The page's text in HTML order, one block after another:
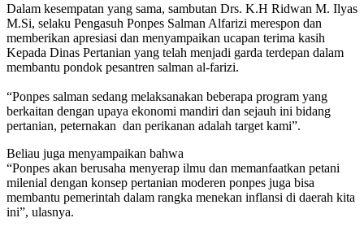
Dalam kesempatan yang sama, sambutan Drs. K.H Ridwan M. Ilyas
M.Si, selaku Pengasuh Ponpes Salman Alfarizi merespon dan
memberikan apresiasi dan menyampaikan ucapan terima kasih
Kepada Dinas Pertanian yang telah menjadi garda terdepan dalam
membantu pondok pesantren salman al-farizi.
“Ponpes salman sedang melaksanakan beberapa program yang
berkaitan dengan upaya ekonomi mandiri dan sejauh ini bidang
pertanian, peternakan dan perikanan adalah target kami”.
Beliau juga menyampaikan bahwa
“Ponpes akan berusaha menyerap ilmu dan memanfaatkan petani
milenial dengan konsep pertanian moderen ponpes juga bisa
membantu pemerintah dalam rangka menekan inflansi di daerah kita
ini”, ulasnya.